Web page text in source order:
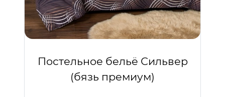
Постельное бельё Сильвер
(бязь премиум)